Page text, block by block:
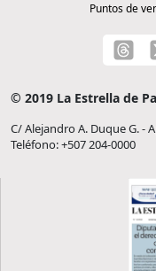
Puntos de
© 2019 La Estrella de
C/ Alejandro A. Duque G. -
Teléfono: +507 204-0000